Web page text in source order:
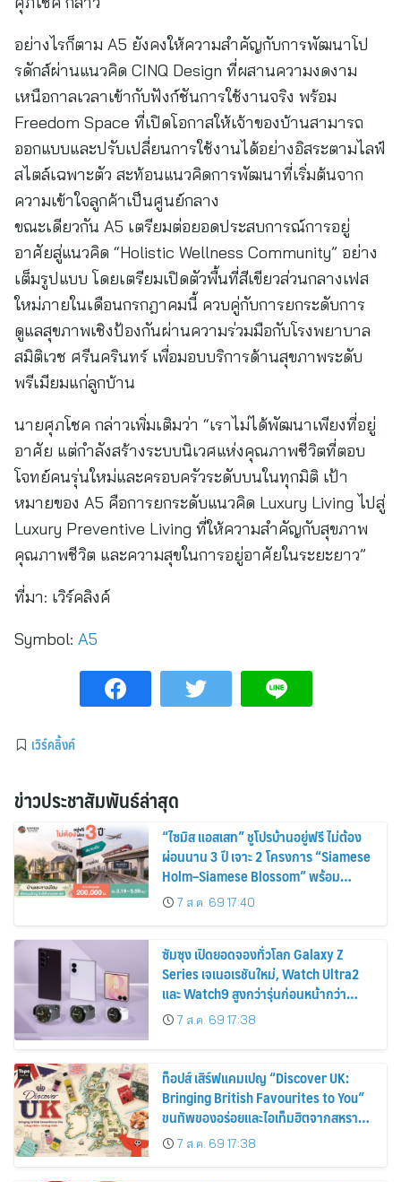
อย่างไรก็ตาม A5 ยังคงให้ความสำคัญกับการพัฒนาโป
รดักส์ผ่านแนวคิด CINQ Design ที่ผสานความงดงาม
เหนือกาลเวลาเข้ากับฟังก์ชันการใช้งานจริง พร้อม
Freedom Space ที่เปิดโอกาสให้เจ้าของบ้านสามารถ
ออกแบบและปรับเปลี่ยนการใช้งานได้อย่างอิสระตามไลฟ์
สไตล์เฉพาะตัว สะท้อนแนวคิดการพัฒนาที่เริ่มต้นจาก
ความเข้าใจลูกค้าเป็นศูนย์กลาง
ขณะเดียวกัน A5 เตรียมต่อยอดประสบการณ์การอยู่
อาศัยสู่แนวคิด “Holistic Wellness Community” อย่าง
เต็มรูปแบบ โดยเตรียมเปิดตัวพื้นที่สีเขียวส่วนกลางเฟส
ใหม่ภายในเดือนกรกฎาคมนี้ ควบคู่กับการยกระดับการ
ดูแลสุขภาพเชิงป้องกันผ่านความร่วมมือกับโรงพยาบาล
สมิติเวช ศรีนครินทร์ เพื่อมอบบริการด้านสุขภาพระดับ
พรีเมียมแก่ลูกบ้าน
นายศุภโชค กล่าวเพิ่มเติมว่า “เราไม่ได้พัฒนาเพียงที่อยู่
อาศัย แต่กำลังสร้างระบบนิเวศแห่งคุณภาพชีวิตที่ตอบ
โจทย์คนรุ่นใหม่และครอบครัวระดับบนในทุกมิติ เป้า
หมายของ A5 คือการยกระดับแนวคิด Luxury Living ไปสู่
Luxury Preventive Living ที่ให้ความสำคัญกับสุขภาพ
คุณภาพชีวิต และความสุขในการอยู่อาศัยในระยะยาว”
ที่มา: เวิร์คลิงค์
Symbol: A5
เวิร์คลิ้งค์
ข่าวประชาสัมพันธ์ล่าสุด
“ไซมิส แอสเสท” ชูโปรบ้านอยู่ฟรี ไม่ต้อง
ผ่อนนาน 3 ปี เจาะ 2 โครงการ “Siamese
Holm–Siamese Blossom” พร้อม
ส่วนลดและสิทธิพิเศษถึง 31 สิงหาคม
2569
7 ส.ค. 69 17:40
ซัมซุง เปิดยอดจองทั่วโลก Galaxy Z
Series เจเนอเรชันใหม่, Watch Ultra2
และ Watch9 สูงกว่ารุ่นก่อนหน้ากว่า
30%7 ส.ค. 69 17:38
ท็อปส์ เสิร์ฟแคมเปญ “Discover UK:
Bringing British Favourites to You”
ขนทัพของอร่อยและไอเท็มฮิตจากสหราช
อาณาจักร ส่งตรงถึงมือตั้งแต่วันนี้ – 18
สิงหาคมนี้
7 ส.ค. 69 17:38